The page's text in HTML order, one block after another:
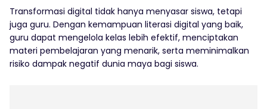
Transformasi digital tidak hanya menyasar siswa, tetapi
juga guru. Dengan kemampuan literasi digital yang baik,
guru dapat mengelola kelas lebih efektif, menciptakan
materi pembelajaran yang menarik, serta meminimalkan
risiko dampak negatif dunia maya bagi siswa.